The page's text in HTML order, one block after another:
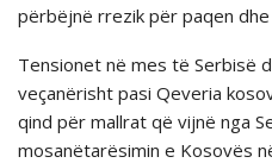
përbëjnë rrezik për paqen
Tensionet në mes të Serbisë
veçanërisht pasi Qeveria
qind për mallrat që vijnë nga
mosanëtarësimin e Kosovës